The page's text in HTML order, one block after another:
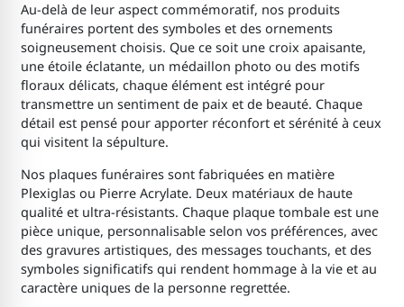
Au-delà de leur aspect commémoratif, nos produits
funéraires portent des symboles et des ornements
soigneusement choisis. Que ce soit une croix apaisante,
une étoile éclatante, un médaillon photo ou des motifs
floraux délicats, chaque élément est intégré pour
transmettre un sentiment de paix et de beauté. Chaque
détail est pensé pour apporter réconfort et sérénité à ceux
qui visitent la sépulture.
Nos plaques funéraires sont fabriquées en matière
Plexiglas ou Pierre Acrylate. Deux matériaux de haute
qualité et ultra-résistants. Chaque plaque tombale est une
pièce unique, personnalisable selon vos préférences, avec
des gravures artistiques, des messages touchants, et des
symboles significatifs qui rendent hommage à la vie et au
caractère uniques de la personne regrettée.